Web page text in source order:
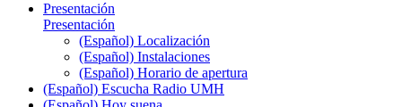
Presentación
Presentación
(Español) Localización
(Español) Instalaciones
(Español) Horario de apertura
(Español) Escucha Radio UMH